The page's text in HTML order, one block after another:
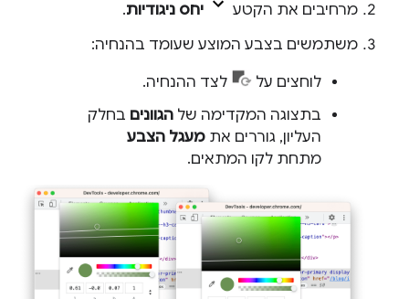
מרחיבים את הקטע יחס ניגודיות.
משתמשים בצבע המוצע שעומד בהנחיה:
לוחצים על
לצד ההנחיה.
בתצוגה המקדימה של הגוונים בחלק
העליון, גוררים את מעגל הצבע
מתחת לקו המתאים.